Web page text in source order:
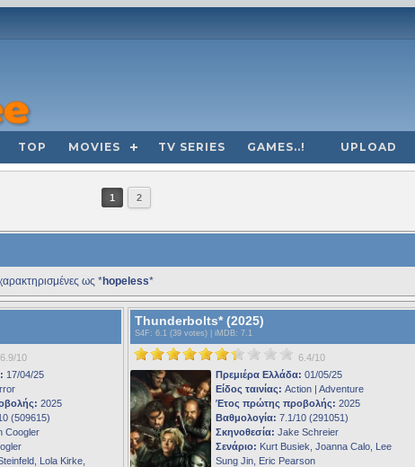
TOP MOVIES TV SERIES GAMES..! UPLOAD
1 2
ως *hopeless*
6.9/10
17/04/25
2025
(509615)
Coogler
Lola Kirke,
Thunderbolts* (2025)
S4F : 6.1 (39 votes) | iMDB: 7.1
6.4/10
Πρεμιέρα Ελλάδα: 01/05/25
Είδος ταινίας: Action | Adventure
Έτος πρώτης προβολής: 2025
Βαθμολογία: 7.1/10 (291051)
Σκηνοθεσία: Jake Schreier
Σενάριο: Kurt Busiek, Joanna Calo, Lee
Sung Jin, Eric Pearson